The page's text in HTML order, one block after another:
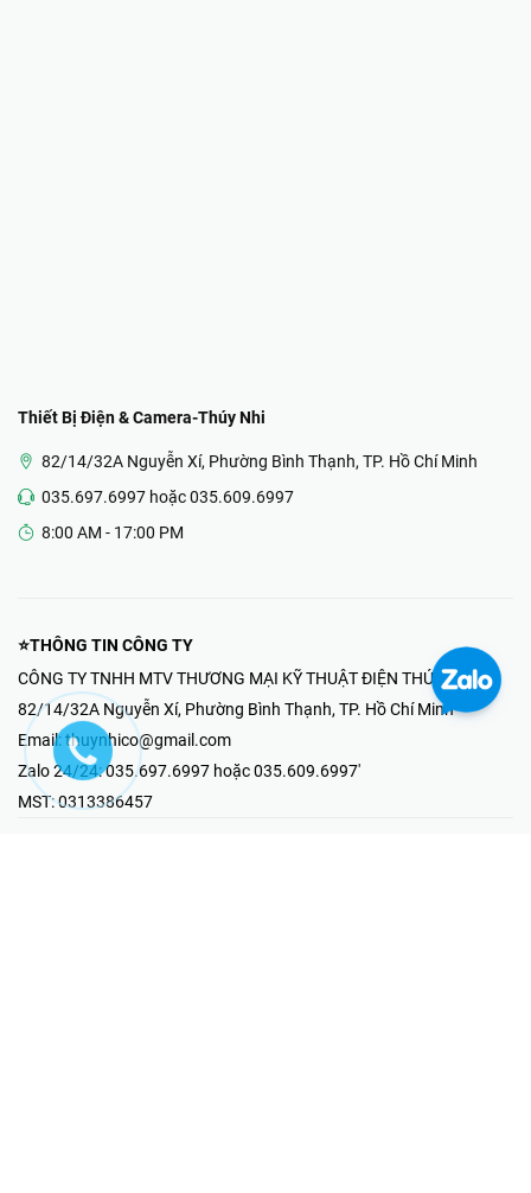
Thiết Bị Điện & Camera-Thúy Nhi
82/14/32A Nguyễn Xí, Phường Bình Thạnh, TP. Hồ Chí Minh
035.697.6997 hoặc 035.609.6997
8:00 AM - 17:00 PM
⭐THÔNG TIN CÔNG TY
CÔNG TY TNHH MTV THƯƠNG MẠI KỸ THUẬT ĐIỆN THÚY NHI
82/14/32A Nguyễn Xí, Phường Bình Thạnh, TP. Hồ Chí Minh
Email: thuynhico@gmail.com
Zalo 24/24:035.697.6997 hoặc 035.609.6997'
MST:0313386457